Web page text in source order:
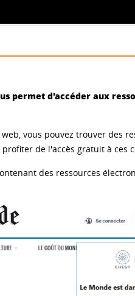
permet d'accéder aux
vous pouvez trouver des
de l'accès gratuit à ces
des ressources